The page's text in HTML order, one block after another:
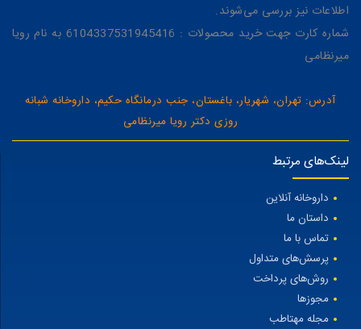
اطلاعات نیز بررسی می‌شوند.
شماره کارت جهت خرید محصولات : 6104337531945416 به نام رویا
میرنظامی
آدرس: تهران، شهریار، باغستان، جنب درمانگاه حکیم، داروخانه شبانه
روزی دکتر رویا میرنظامی
لینک‌های مرتبط
داروخانه آنلاین
داستان ما
تماس با ما
پرسش‌های متداول
روش‌های پرداخت
مجوزها
مجله مهتاطب